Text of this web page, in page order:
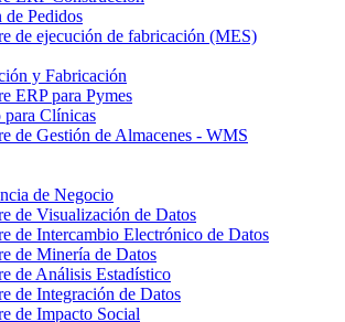
de Pedidos
de ejecución de fabricación (MES)
y Fabricación
ERP para Pymes
Clínicas
de Gestión de Almacenes - WMS
de Negocio
de Visualización de Datos
de Intercambio Electrónico de Datos
de Minería de Datos
de Análisis Estadístico
de Integración de Datos
de Impacto Social